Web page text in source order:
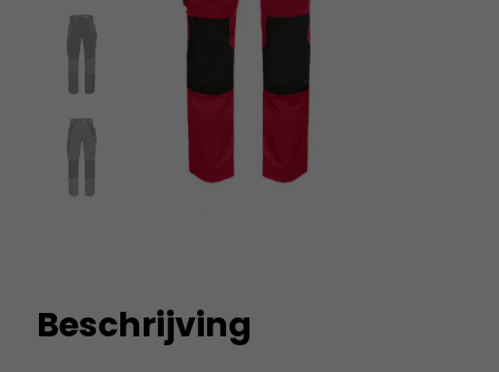
Beschrijving